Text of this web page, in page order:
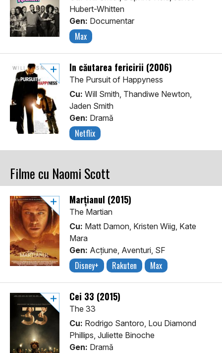
Hubert-Whitten
Gen: Documentar
Max
În căutarea fericirii (2006)
The Pursuit of Happyness
Cu: Will Smith, Thandiwe Newton,
Jaden Smith
Gen: Dramă
Netflix
Filme cu Naomi Scott
Marțianul (2015)
The Martian
Cu: Matt Damon, Kristen Wiig, Kate
Mara
Gen: Acţiune, Aventuri, SF
Disney+ Rakuten Max
Cei 33 (2015)
The 33
Cu: Rodrigo Santoro, Lou Diamond
Phillips, Juliette Binoche
Gen: Dramă